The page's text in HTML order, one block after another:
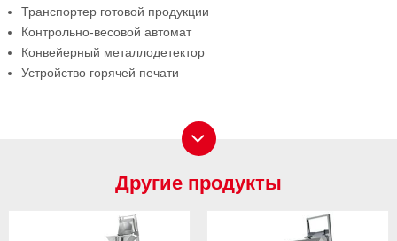
Транспортер готовой продукции
Контрольно-весовой автомат
Конвейерный металлодетектор
Устройство горячей печати
Другие продукты